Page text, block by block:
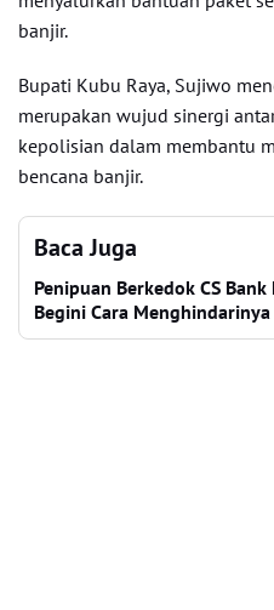
banjir.
Bupati Kubu Raya, Sujiwo
merupakan wujud sinergi
kepolisian dalam membantu
bencana banjir.
Baca Juga
Penipuan Berkedok CS
Begini Cara Menghindarinya